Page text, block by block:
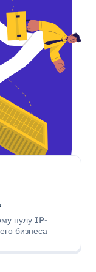
пулу IP-
бизнеса